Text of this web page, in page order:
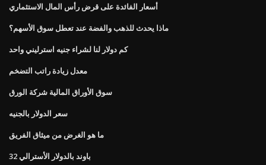
أسعار الفائدة على قرض رأس المال الاستثماري
ماذا يحدث للذهب والفضة عند تعطل سوق الأسهم؟
كم دولار لنا لشراء جنيه استرليني واحد
معدل زيادة راتب التضخم
سوق الأوراق المالية شركة الورق
سعر الدولار بالجنيه
ما هو الغرض من ميثاق الفريق
32 باوند بالدولار الأسترالي